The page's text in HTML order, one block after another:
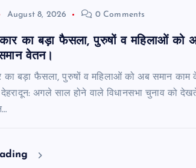
August 8, 2026 0 Comments
का बड़ा फैसला, पुरुषों व महिलाओं को
वेतन।
का बड़ा फैसला, पुरुषों व महिलाओं को अब समान काम
अगले साल होने वाले विधानसभा चुनाव को